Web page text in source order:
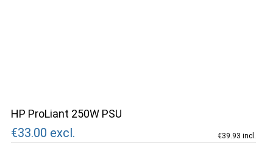
HP ProLiant 250W PSU
€33.00 excl. €39.93 incl.